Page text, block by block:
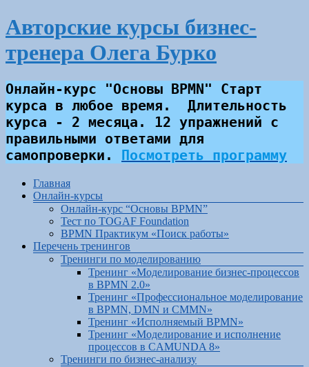
Перейти
к
Авторские курсы бизнес-
тренера Олега Бурко
Онлайн-курс "Основы BPMN" Старт
курса в любое время.  Длительность
курса - 2 месяца. 12 упражнений с
правильными ответами для
самопроверки.
Посмотреть программу
МенюГлавная
Онлайн-курсы
Онлайн-курс “Основы BPMN”
Тест по TOGAF Foundation
BPMN Практикум «Поиск работы»
Перечень тренингов
Тренинги по моделированию
Тренинг «Моделирование бизнес-процессов
в BPMN 2.0»
Тренинг «Профессиональное моделирование
в BPMN, DMN и CMMN»
Тренинг «Исполняемый BPMN»
Тренинг «Моделирование и исполнение
процессов в CAMUNDA 8»
Тренинги по бизнес-анализу